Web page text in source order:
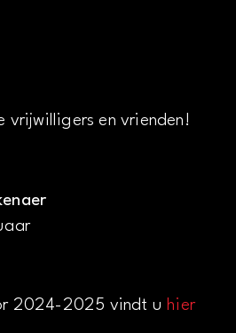
vrijwilligers en vrienden!
2024-2025 vindt uhier